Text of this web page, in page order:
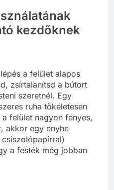
kezdőknek
a felület alapos
zsírtalanítsd a bútort
szeretnél. Egy
ruha tökéletesen
felület nagyon fényes,
akkor egy enyhe
a festék még jobban